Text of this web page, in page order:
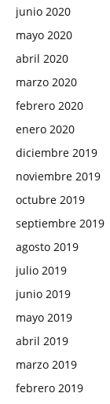
junio 2020
mayo 2020
abril 2020
marzo 2020
febrero 2020
enero 2020
diciembre 2019
noviembre 2019
octubre 2019
septiembre 2019
agosto 2019
julio 2019
junio 2019
mayo 2019
abril 2019
marzo 2019
febrero 2019